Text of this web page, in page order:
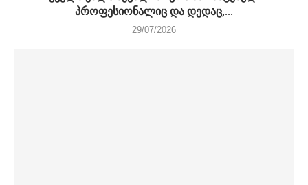
პროფესიონალიც და დედაც,...
29/07/2026